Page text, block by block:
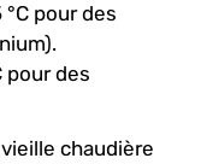
pour des
pour des
chaudière